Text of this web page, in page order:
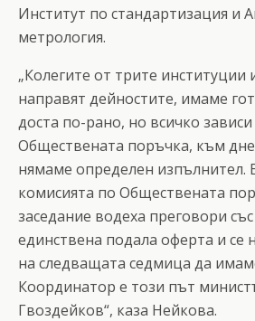
Институт по стандартизация и
метрология.
„Колегите от трите институции
направят дейностите, имаме
доста по-рано, но всичко
Обществената поръчка, към
нямаме определен изпълнител.
комисията по Обществената
заседание водеха преговори
единствена подала оферта и се
на следващата седмица да
Координатор е този път
Гвоздейков“, каза Нейкова.